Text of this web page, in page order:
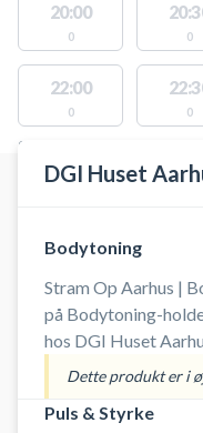
20:00
0 0
22:00
0 0
STEDER MED LEDIGE
DGI Huset
Bodytoning
Stram Op Aarhus |
på Bodytoning-
hos DGI Huset
en mere tonet krop
muskler? Bodytoning
effektiv Stram Op-
Dette produkt er i
Puls & Styrke